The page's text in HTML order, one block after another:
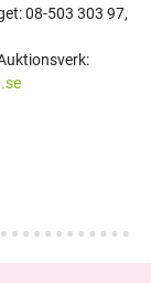
08-503 303 97,